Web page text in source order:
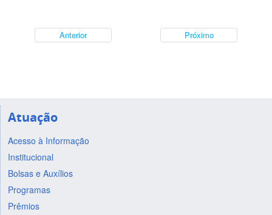
Anterior Próximo
Atuação
Acesso à Informação
Institucional
Bolsas e Auxílios
Programas
Prêmios